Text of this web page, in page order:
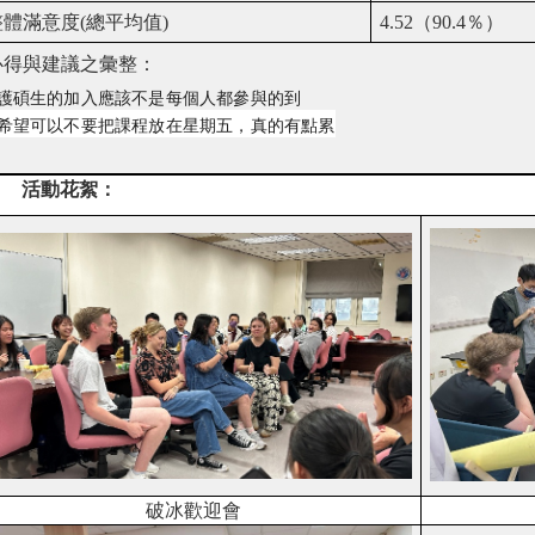
體滿意度(總平均值) 4.52 （90.4％）
與建議之彙整：
碩生的加入應該不是每個人都參與的到
望可以不要把課程放在星期五，真的有點累
活動花絮：
破冰歡迎會